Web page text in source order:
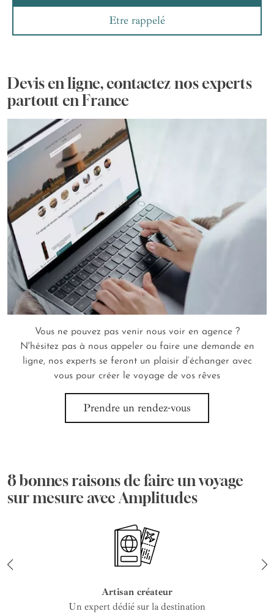
Etre rappelé
Devis en ligne, contactez nos experts
partout en France
Vous ne pouvez pas venir nous voir en agence ?
N'hésitez pas à nous appeler ou faire une demande en
ligne, nos experts se feront un plaisir d’échanger avec
vous pour créer le voyage de vos rêves
Prendre un rendez-vous
8 bonnes raisons de faire un voyage
sur mesure avec Amplitudes
Artisan créateur
Un expert dédié sur la destination